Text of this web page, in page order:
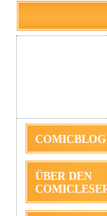
COMICBLOG
ÜBER DEN